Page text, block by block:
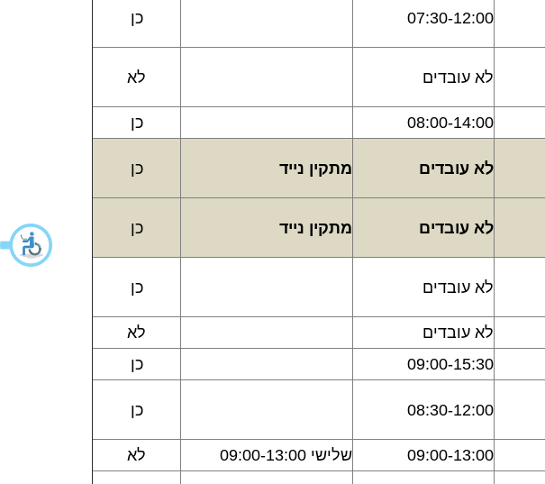
07:30-12:00 כן
לא עובדים לא
08:00-14:00 כן
לא עובדים מתקין נייד כן
לא עובדים מתקין נייד כן
לא עובדים כן
לא עובדים
לא
09:00-15:30 כן
08:30-12:00 כן
09:00-13:00 שלישי 09:00-13:00
לא